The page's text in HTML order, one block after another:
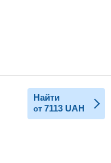
Найти
от 7113 UAH